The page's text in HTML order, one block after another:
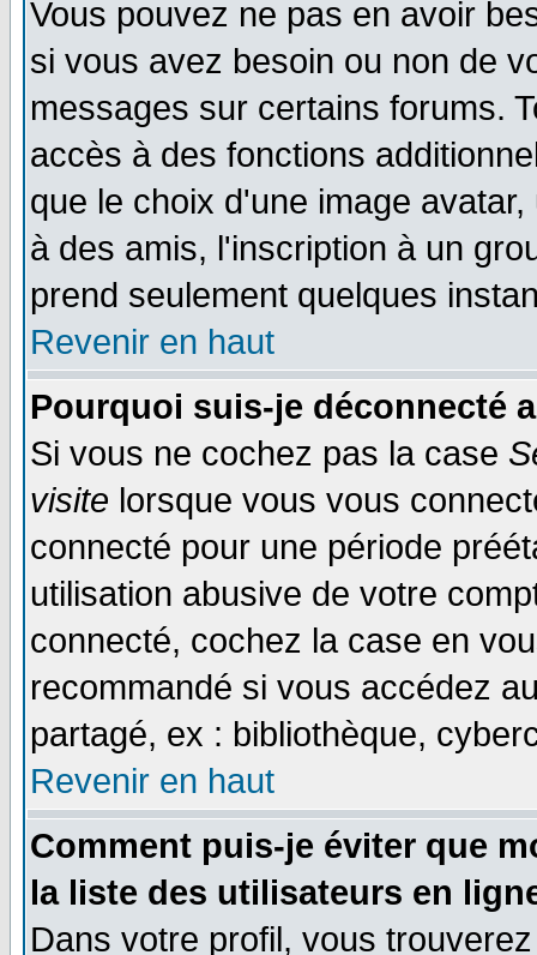
Vous pouvez ne pas en avoir
si vous avez besoin ou non de
messages sur certains forums.
accès à des fonctions
que le choix d'une image
à des amis, l'inscription à un
prend seulement quelques
Revenir en haut
Pourquoi suis-je déconnecté
Si vous ne cochez pas la case
visite lorsque vous vous
connecté pour une période
utilisation abusive de votre
connecté, cochez la case en
recommandé si vous accédez
partagé, ex : bibliothèque,
Revenir en haut
Comment puis-je éviter que
la liste des utilisateurs en
Dans votre profil, vous